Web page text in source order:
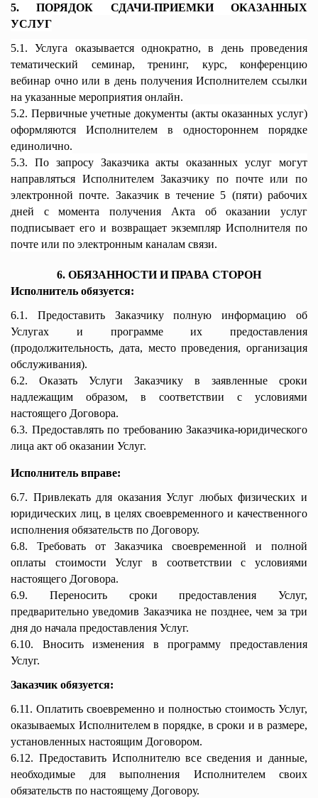
5. ПОРЯДОК СДАЧИ-ПРИЕМКИ ОКАЗАННЫХ
УСЛУГ
5.1. Услуга оказывается однократно, в день проведения
тематический семинар, тренинг, курс, конференцию
вебинар очно или в день получения Исполнителем ссылки
на указанные мероприятия онлайн.
5.2. Первичные учетные документы (акты оказанных услуг)
оформляются Исполнителем в одностороннем порядке
единолично.
5.3. По запросу Заказчика акты оказанных услуг могут
направляться Исполнителем Заказчику по почте или по
электронной почте. Заказчик в течение 5 (пяти) рабочих
дней с момента получения Акта об оказании услуг
подписывает его и возвращает экземпляр Исполнителя по
почте или по электронным каналам связи.
6. ОБЯЗАННОСТИ И ПРАВА СТОРОН
Исполнитель обязуется:
6.1. Предоставить Заказчику полную информацию об
Услугах и программе их предоставления
(продолжительность, дата, место проведения, организация
обслуживания).
6.2. Оказать Услуги Заказчику в заявленные сроки
надлежащим образом, в соответствии с условиями
настоящего Договора.
6.3. Предоставлять по требованию Заказчика-юридического
лица акт об оказании Услуг.
Исполнитель вправе:
6.7. Привлекать для оказания Услуг любых физических и
юридических лиц, в целях своевременного и качественного
исполнения обязательств по Договору.
6.8. Требовать от Заказчика своевременной и полной
оплаты стоимости Услуг в соответствии с условиями
настоящего Договора.
6.9. Переносить сроки предоставления Услуг,
предварительно уведомив Заказчика не позднее, чем за три
дня до начала предоставления Услуг.
6.10. Вносить изменения в программу предоставления
Услуг.
Заказчик обязуется:
6.11. Оплатить своевременно и полностью стоимость Услуг,
оказываемых Исполнителем в порядке, в сроки и в размере,
установленных настоящим Договором.
6.12. Предоставить Исполнителю все сведения и данные,
необходимые для выполнения Исполнителем своих
обязательств по настоящему Договору.